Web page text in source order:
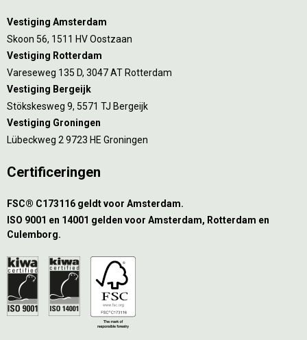
Vestiging Amsterdam
Skoon 56, 1511 HV Oostzaan
Vestiging Rotterdam
Vareseweg 135 D, 3047 AT Rotterdam
Vestiging Bergeijk
Stökskesweg 9, 5571 TJ Bergeijk
Vestiging Groningen
Lübeckweg 2 9723 HE Groningen
Certificeringen
FSC® C173116 geldt voor Amsterdam.
ISO 9001 en 14001 gelden voor Amsterdam, Rotterdam en
Culemborg.